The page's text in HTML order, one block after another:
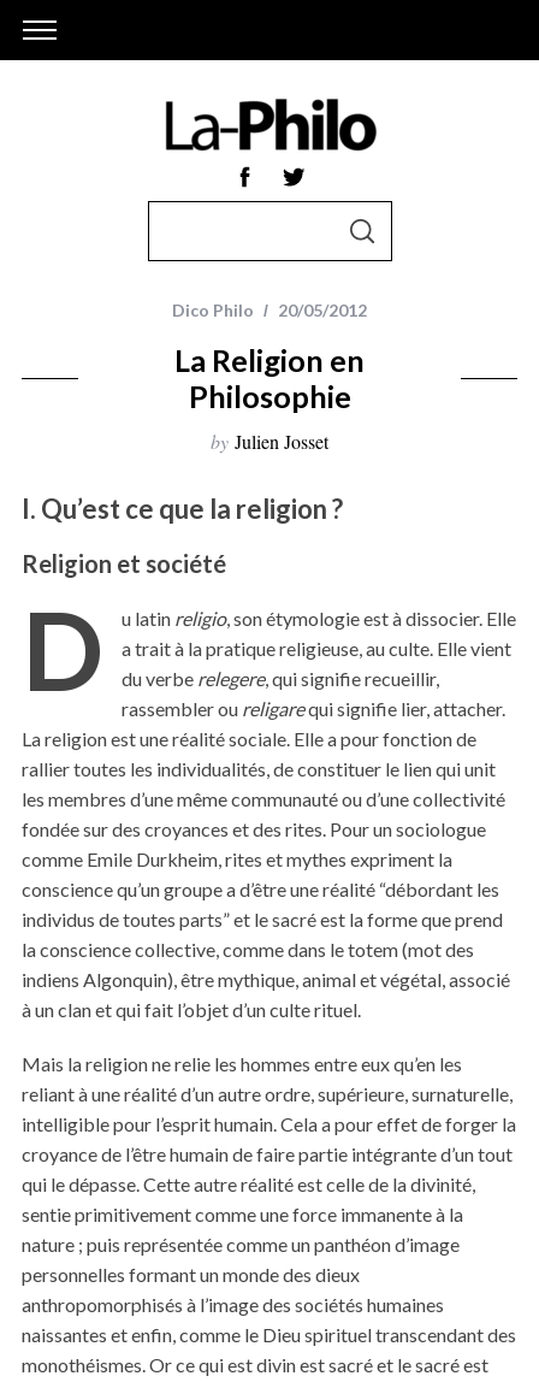
S
C
H
Dico Philo 20/05/2012
La Religion en
Philosophie
by Julien Josset
I. Qu’est ce que la religion ?
Religion et société
D u latin religio, son étymologie est à dissocier. Elle
a trait à la pratique religieuse, au culte. Elle vient
du verbe relegere, qui signifie recueillir,
rassembler ou religarequi signifie lier, attacher.
La religion est une réalité sociale. Elle a pour fonction de
rallier toutes les individualités, de constituer le lien qui unit
les membres d’une même communauté ou d’une collectivité
fondée sur des croyances et des rites. Pour un sociologue
comme Emile Durkheim, rites et mythes expriment la
conscience qu’un groupe a d’être une réalité “débordant les
individus de toutes parts” et le sacré est la forme que prend
la conscience collective, comme dans le totem (mot des
indiens Algonquin), être mythique, animal et végétal, associé
à un clan et qui fait l’objet d’un culte rituel.
Mais la religion ne relie les hommes entre eux qu’en les
reliant à une réalité d’un autre ordre, supérieure, surnaturelle,
intelligible pour l’esprit humain. Cela a pour effet de forger la
croyance de l’être humain de faire partie intégrante d’un tout
qui le dépasse. Cette autre réalité est celle de la divinité,
sentie primitivement comme une force immanente à la
nature ; puis représentée comme un panthéon d’image
personnelles formant un monde des dieux
anthropomorphisés à l’image des sociétés humaines
naissantes et enfin, comme le Dieu spirituel transcendant des
monothéismes. Or ce qui est divin est sacré et le sacré est